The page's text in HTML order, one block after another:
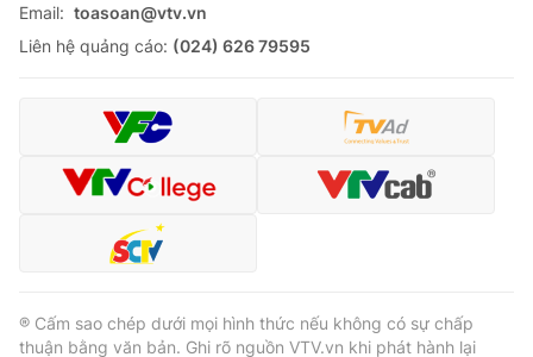
Email: toasoan@vtv.vn
Liên hệ quảng cáo: (024) 626 79595
® Cấm sao chép dưới mọi hình thức nếu không có sự chấp
thuận bằng văn bản. Ghi rõ nguồn VTV.vn khi phát hành lại